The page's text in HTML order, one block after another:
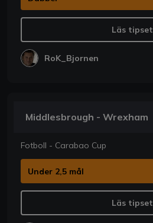
Läs tipset
RoK_Bjornen
Middlesbrough - Wrexham
Fotboll - Carabao Cup
Under 2,5 mål
Läs tipset